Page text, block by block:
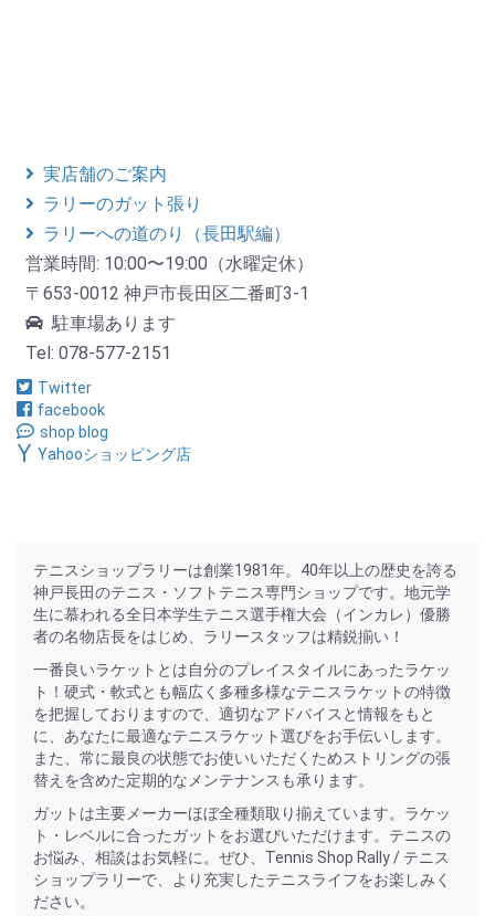
実店舗のご案内
ラリーのガット張り
ラリーへの道のり（長田駅編）
営業時間: 10:00〜19:00（水曜定休）
〒653-0012 神戸市長田区二番町3-1
駐車場あります
Tel: 078-577-2151
Twitter
facebook
shop blog
Yahooショッピング店
テニスショップラリーは創業1981年。40年以上の歴史を誇る
神戸長田のテニス・ソフトテニス専門ショップです。地元学
生に慕われる全日本学生テニス選手権大会（インカレ）優勝
者の名物店長をはじめ、ラリースタッフは精鋭揃い！
一番良いラケットとは自分のプレイスタイルにあったラケッ
ト！硬式・軟式とも幅広く多種多様なテニスラケットの特徴
を把握しておりますので、適切なアドバイスと情報をもと
に、あなたに最適なテニスラケット選びをお手伝いします。
また、常に最良の状態でお使いいただくためストリングの張
替えを含めた定期的なメンテナンスも承ります。
ガットは主要メーカーほぼ全種類取り揃えています。ラケッ
ト・レベルに合ったガットをお選びいただけます。テニスの
お悩み、相談はお気軽に。ぜひ、Tennis Shop Rally / テニス
ショップラリーで、より充実したテニスライフをお楽しみく
ださい。